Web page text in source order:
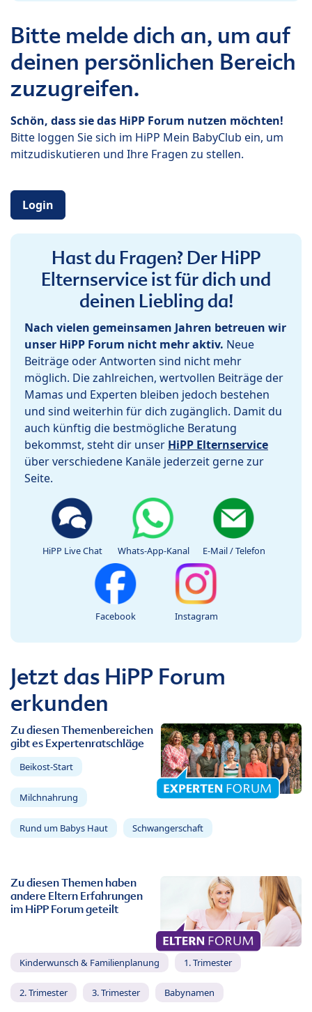
Bitte melde dich an, um auf
deinen persönlichen Bereich
zuzugreifen.
Schön, dass sie das HiPP Forum nutzen möchten!
Bitte loggen Sie sich im HiPP Mein BabyClub ein, um
mitzudiskutieren und Ihre Fragen zu stellen.
Login
Hast du Fragen? Der HiPP
Elternservice ist für dich und
deinen Liebling da!
Nach vielen gemeinsamen Jahren betreuen wir
unser HiPP Forum nicht mehr aktiv. Neue
Beiträge oder Antworten sind nicht mehr
möglich. Die zahlreichen, wertvollen Beiträge der
Mamas und Experten bleiben jedoch bestehen
und sind weiterhin für dich zugänglich. Damit du
auch künftig die bestmögliche Beratung
bekommst, steht dir unser HiPP Elternservice
über verschiedene Kanäle jederzeit gerne zur
Seite.
HiPP Live Chat Whats-App-Kanal E-Mail / Telefon
Facebook Instagram
Jetzt das HiPP Forum
erkunden
Zu diesen Themenbereichen
gibt es Expertenratschläge
Beikost-Start
Milchnahrung
Rund um Babys Haut Schwangerschaft
Zu diesen Themen haben
andere Eltern Erfahrungen
im HiPP Forum geteilt
Kinderwunsch & Familienplanung 1. Trimester
2. Trimester 3. Trimester Babynamen